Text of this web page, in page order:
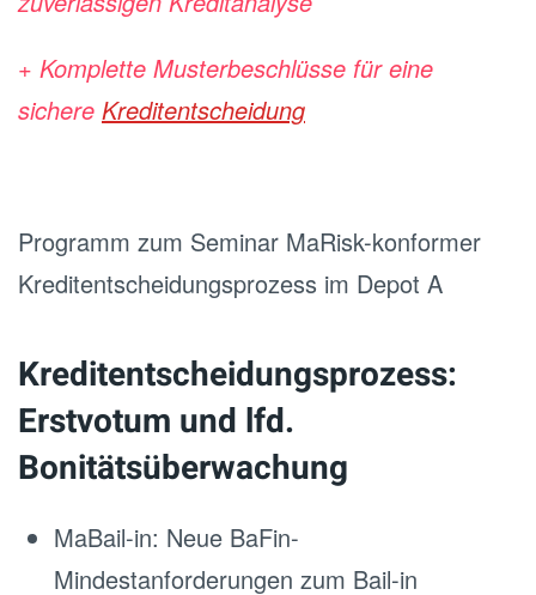
+ Komplette Musterbeschlüsse für eine
sichere Kreditentscheidung
Programm zum Seminar MaRisk-konformer
Kreditentscheidungsprozess im Depot A
Kreditentscheidungsprozess:
Erstvotum und lfd.
Bonitätsüberwachung
MaBail-in: Neue BaFin-
Mindestanforderungen zum Bail-in